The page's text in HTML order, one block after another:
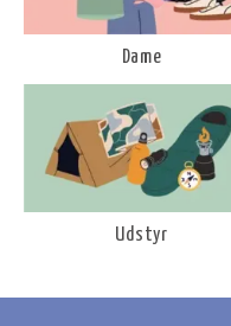
Dame
Udstyr